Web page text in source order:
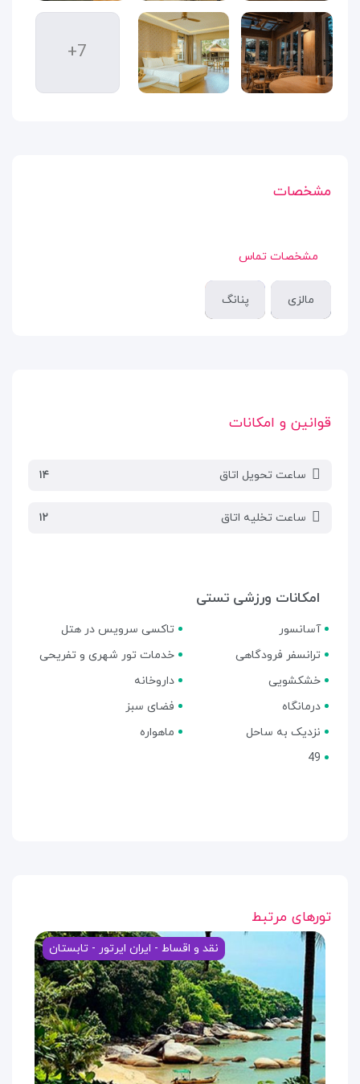
+7
مشخصات
مشخصات تماس
مالزی پنانگ
قوانین و امکانات
ساعت تحویل اتاق ۱۴
ساعت تخلیه اتاق ۱۲
امکانات ورزشی تستی
آسانسور
تاکسی سرویس در هتل
ترانسفر فرودگاهی
خدمات تور شهری و تفریحی
خشکشویی
داروخانه
درمانگاه
فضای سبز
نزدیک به ساحل
ماهواره
49
تورهای مرتبط
نقد و اقساط - ایران ایرتور - تابستان